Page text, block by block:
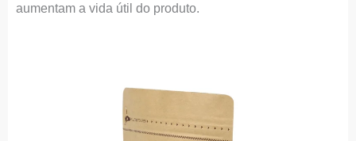
aumentam a vida útil do produto.